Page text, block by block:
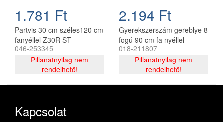
1.781 Ft
Partvis 30 cm széles120 cm
fanyéllel Z30R ST
046-253345
Pillanatnyilag nem
rendelhető!
2.194 Ft
Gyerekszerszám gereblye 8
fogú 90 cm fa nyéllel
TC813-04 ST
018-211807
Pillanatnyilag nem
rendelhető!
Kapcsolat